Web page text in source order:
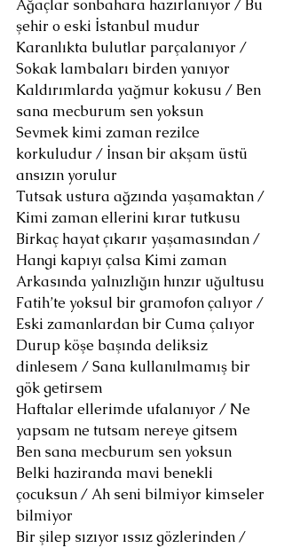
Ağaçlar sonbahara hazırlanıyor / Bu
şehir o eski İstanbul mudur
Karanlıkta bulutlar parçalanıyor /
Sokak lambaları birden yanıyor
Kaldırımlarda yağmur kokusu / Ben
sana mecburum sen yoksun
Sevmek kimi zaman rezilce
korkuludur / İnsan bir akşam üstü
ansızın yorulur
Tutsak ustura ağzında yaşamaktan /
Kimi zaman ellerini kırar tutkusu
Birkaç hayat çıkarır yaşamasından /
Hangi kapıyı çalsa Kimi zaman
Arkasında yalnızlığın hınzır uğultusu
Fatih’te yoksul bir gramofon çalıyor /
Eski zamanlardan bir Cuma çalıyor
Durup köşe başında deliksiz
dinlesem / Sana kullanılmamış bir
gök getirsem
Haftalar ellerimde ufalanıyor / Ne
yapsam ne tutsam nereye gitsem
Ben sana mecburum sen yoksun
Belki haziranda mavi benekli
çocuksun / Ah seni bilmiyor kimseler
bilmiyor
Bir şilep sızıyor ıssız gözlerinden /